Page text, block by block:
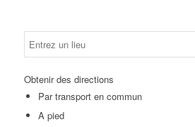
Obtenir des directions
Par transport en commun
A pied